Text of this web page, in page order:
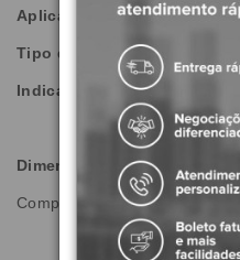
Aplicação: Mesa
Tipo de Água:Fria e Quente
Indicação de uso:
Dimensões do Produto:
Comprimento: 187 mm |